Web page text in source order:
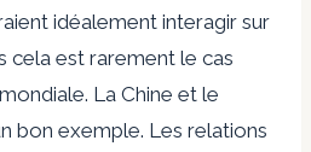
idéalement interagir sur
cela est rarement le cas
La Chine et le
bon exemple. Les relations